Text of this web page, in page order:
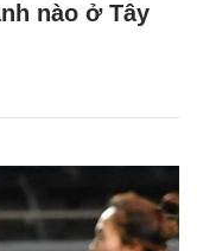
nào ở Tây